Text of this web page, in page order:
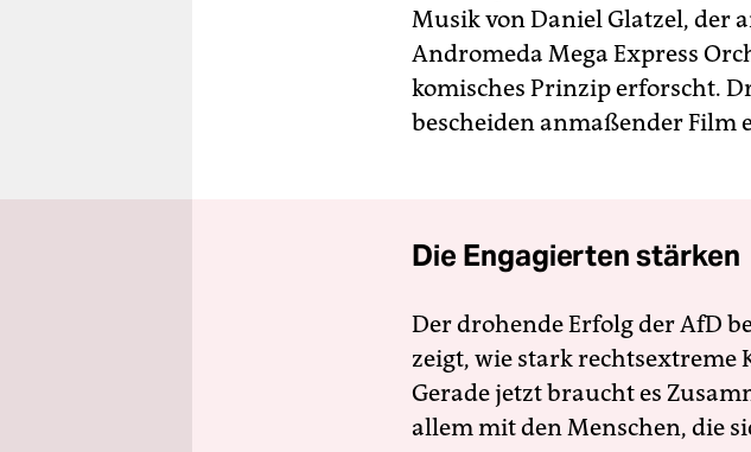
Musik von Daniel Glatzel, der
Andromeda Mega Express
komisches Prinzip erforscht.
bescheiden anmaßender Film
Die Engagierten stärken
Der drohende Erfolg der AfD
zeigt, wie stark rechtsextreme
Gerade jetzt braucht es
allem mit den Menschen, die